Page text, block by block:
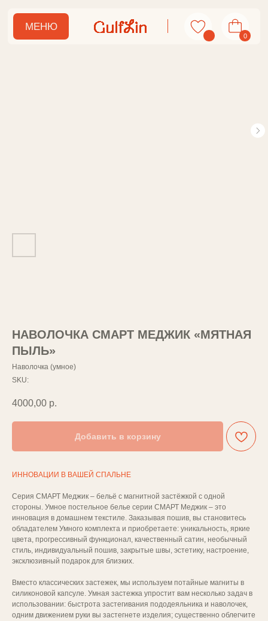
НАВОЛОЧКА СМАРТ МЕДЖИК «МЯТНАЯ
ПЫЛЬ»
Наволочка (умное)
SKU:
4000,00 р.
Добавить в корзину
ИННОВАЦИИ В ВАШЕЙ СПАЛЬНЕ
Серия СМАРТ Меджик – бельё с магнитной застёжкой с одной
стороны. Умное постельное белье серии СМАРТ Меджик – это
инновация в домашнем текстиле. Заказывая пошив, вы становитесь
обладателем Умного комплекта и приобретаете: уникальность, яркие
цвета, прогрессивный функционал, качественный сатин, необычный
стиль, индивидуальный пошив, закрытые швы, эстетику, настроение,
эксклюзивный подарок для близких.
Вместо классических застежек, мы используем потайные магниты в
силиконовой капсуле. Умная застежка упростит вам несколько задач в
использовании: быстрота застегивания пододеяльника и наволочек,
одним движением руки вы застегнете изделия; существенно облегчите